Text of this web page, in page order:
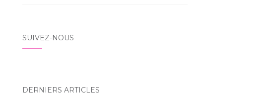
SUIVEZ-NOUS
DERNIERS ARTICLES